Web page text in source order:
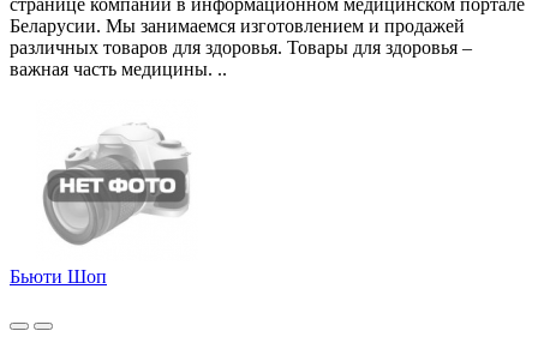
странице компании в информационном медицинском портале
Беларусии. Мы занимаемся изготовлением и продажей
различных товаров для здоровья. Товары для здоровья –
важная часть медицины. ..
Бьюти Шоп